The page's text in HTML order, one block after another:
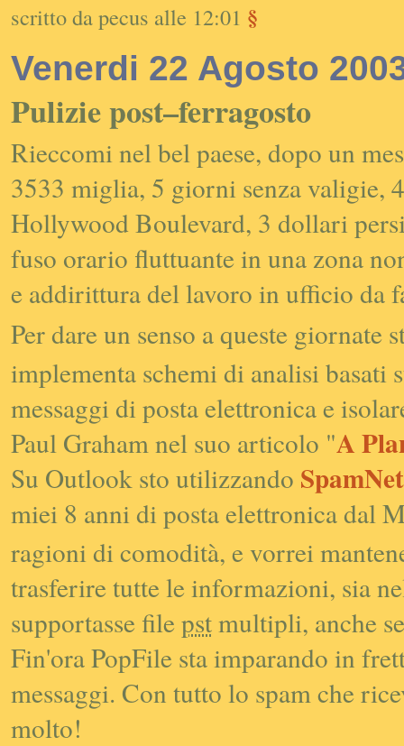
scritto da pecus alle 12:01 §
Venerdi 22 Agosto
Pulizie post–ferragosto
Rieccomi nel bel paese, dopo un
3533 miglia, 5 giorni senza valigie,
Hollywood Boulevard, 3 dollari
fuso orario fluttuante in una zona
e addirittura del lavoro in ufficio da
Per dare un senso a queste giornate
implementa schemi di analisi basati
messaggi di posta elettronica e
Paul Graham nel suo articolo "A
Su Outlook sto utilizzando SpamNet
miei 8 anni di posta elettronica dal
ragioni di comodità, e vorrei
trasferire tutte le informazioni, sia
supportasse filepstmultipli, anche
Fin'ora PopFile sta imparando in
messaggi. Con tutto lo spam che
molto!